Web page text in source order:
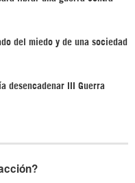
del miedo y de una sociedad
desencadenar III Guerra